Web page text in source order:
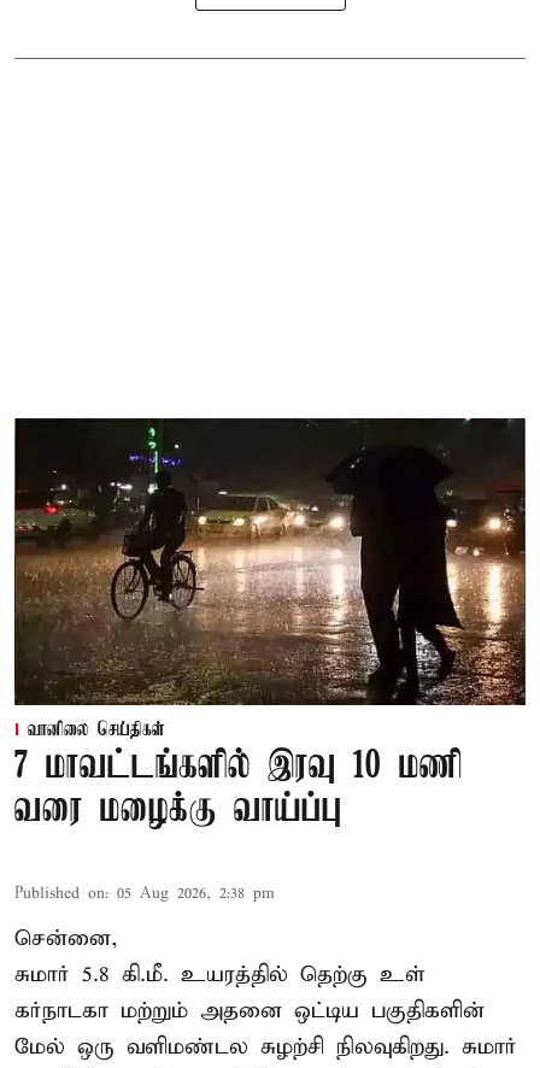
வானிலை செய்திகள்
7 மாவட்டங்களில் இரவு 10 மணி
வரை மழைக்கு வாய்ப்பு
Published on: 05 Aug 2026, 2:38 pm
சென்னை,
சுமார் 5.8 கி.மீ. உயரத்தில் தெற்கு உள்
கர்நாடகா மற்றும் அதனை ஒட்டிய பகுதிகளின்
மேல் ஒரு வளிமண்டல சுழற்சி நிலவுகிறது. சுமார்